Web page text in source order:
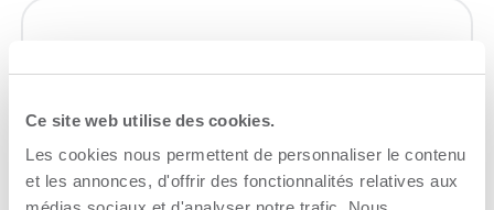
Ce site web utilise des cookies.
Les cookies nous permettent de personnaliser le contenu
et les annonces, d'offrir des fonctionnalités relatives aux
Trouver des entreprises de
la CCI3R – Ingénieur
Construire ou rénover
Consulter le site Web